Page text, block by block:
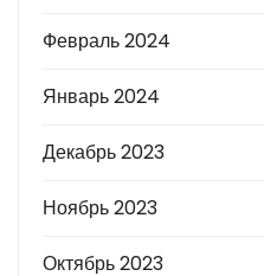
Февраль 2024
Январь 2024
Декабрь 2023
Ноябрь 2023
Октябрь 2023